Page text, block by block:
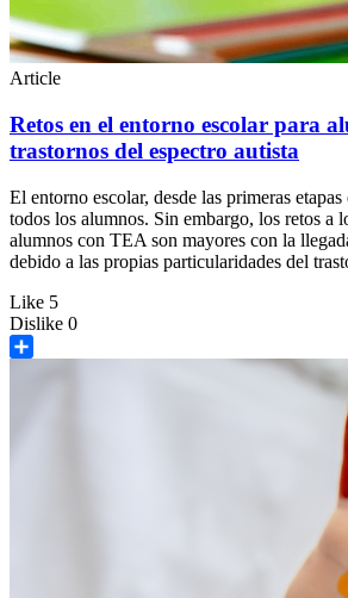
Article
Retos en el entorno escolar para
trastornos del espectro autista
El entorno escolar, desde las primeras
todos los alumnos. Sin embargo, los retos a
alumnos con TEA son mayores con la
debido a las propias particularidades del
Like 5
Dislike 0